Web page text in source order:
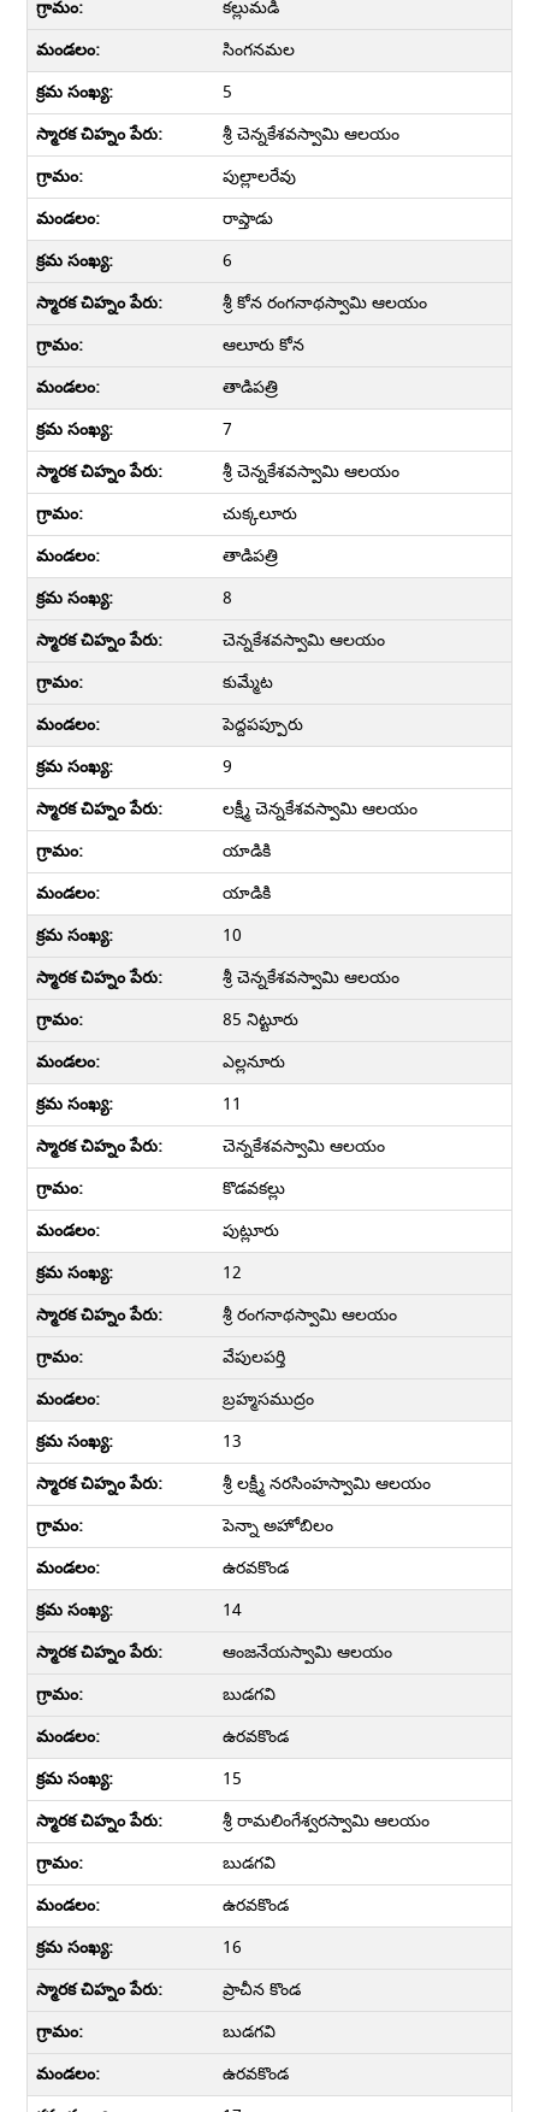
కల్లుమడి
సింగనమల
5
శ్రీ చెన్నకేశవస్వామి ఆలయం
పుల్లాలరేవు
రాప్తాడు
6
శ్రీ కోన రంగనాథస్వామి ఆలయం
ఆలూరు కోన
తాడిపత్రి
7
శ్రీ చెన్నకేశవస్వామి ఆలయం
చుక్కలూరు
తాడిపత్రి
8
చెన్నకేశవస్వామి ఆలయం
కుమ్మేట
పెద్దపప్పూరు
9
లక్ష్మీ చెన్నకేశవస్వామి ఆలయం
యాడికి
యాడికి
10
శ్రీ చెన్నకేశవస్వామి ఆలయం
85 నిట్టూరు
ఎల్లనూరు
11
చెన్నకేశవస్వామి ఆలయం
కొడవకల్లు
పుట్లూరు
12
శ్రీ రంగనాథస్వామి ఆలయం
వేపులపర్తి
బ్రహ్మసముద్రం
13
శ్రీ లక్ష్మీ నరసింహస్వామి ఆలయం
పెన్నా అహోబిలం
ఉరవకొండ
14
ఆంజనేయస్వామి ఆలయం
బుడగవి
ఉరవకొండ
15
శ్రీ రామలింగేశ్వరస్వామి ఆలయం
బుడగవి
ఉరవకొండ
16
ప్రాచీన కొండ
బుడగవి
ఉరవకొండ